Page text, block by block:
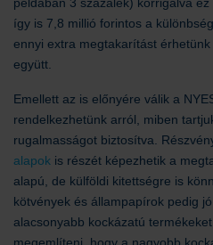
így is 7,8 millió forintos a
ennyi extra megtakarítást
együtt.
Emellett az is előnyére válik a
rendelkezhetünk arról, miben
rugalmasságot biztosítva.
alapok is részét képezhetik a
alapú, de külföldi kitettségre is
kötvények és állampapírok pedig
alacsonyabb kockázatú